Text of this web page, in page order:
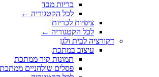
כריות מבד
לכל הקטגוריה ←
ציפיות לכריות
לכל הקטגוריה ←
דקורציה לבית ולגן
עיצוב במתכת
תמונות קיר ממתכת
פסלים שולחניים ממתכת